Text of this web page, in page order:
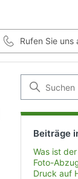
Rufen Sie uns
Beiträge
Was ist
Foto-
Druck auf